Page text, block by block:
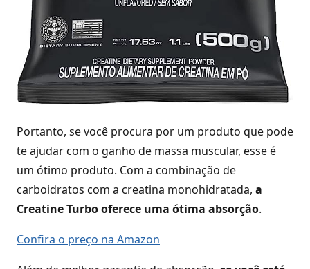
Portanto, se você procura por um produto que pode
te ajudar com o ganho de massa muscular, esse é
um ótimo produto. Com a combinação de
carboidratos com a creatina monohidratada, a
Creatine Turbo oferece uma ótima absorção.
Confira o preço na Amazon